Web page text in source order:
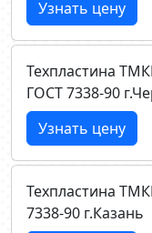
Узнать цену
Техпластина
ГОСТ 7338-90
Узнать цену
Техпластина
7338-90 г.Казань